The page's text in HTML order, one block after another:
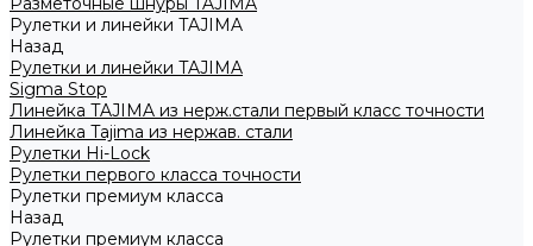
Рулетки и линейки TAJIMA
Назад
Рулетки и линейки TAJIMA
Sigma Stop
Линейка TAJIMA из нерж.стали первый класс точности
Линейка Tajima из нержав. стали
Рулетки Hi-Lock
Рулетки первого класса точности
Рулетки премиум класса
Назад
Рулетки премиум класса